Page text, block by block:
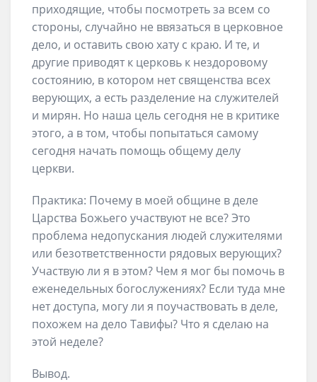
приходящие, чтобы посмотреть за всем со
стороны, случайно не ввязаться в церковное
дело, и оставить свою хату с краю. И те, и
другие приводят к церковь к нездоровому
состоянию, в котором нет священства всех
верующих, а есть разделение на служителей
и мирян. Но наша цель сегодня не в критике
этого, а в том, чтобы попытаться самому
сегодня начать помощь общему делу
церкви.
Практика: Почему в моей общине в деле
Царства Божьего участвуют не все? Это
проблема недопускания людей служителями
или безответственности рядовых верующих?
Участвую ли я в этом? Чем я мог бы помочь в
еженедельных богослужениях? Если туда мне
нет доступа, могу ли я поучаствовать в деле,
похожем на дело Тавифы? Что я сделаю на
этой неделе?
Вывод.